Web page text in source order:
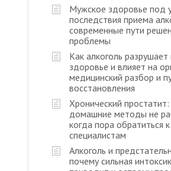
Мужское здоровье под
последствия приема
современные пути
проблемы
Как алкоголь
здоровье и влияет на
медицинский разбор и
восстановления
Хронический
домашние методы не
когда пора обратиться к
специалистам
Алкоголь и
почему сильная